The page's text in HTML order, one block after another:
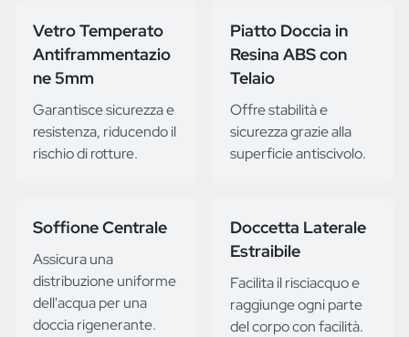
Vetro Temperato
Antiframmentazio
ne 5mm
Garantisce sicurezza e
resistenza, riducendo il
rischio di rotture.
Piatto Doccia in
Resina ABS con
Telaio
Offre stabilità e
sicurezza grazie alla
superficie antiscivolo.
Soffione Centrale
Assicura una
distribuzione uniforme
dell'acqua per una
doccia rigenerante.
Doccetta Laterale
Estraibile
Facilita il risciacquo e
raggiunge ogni parte
del corpo con facilità.